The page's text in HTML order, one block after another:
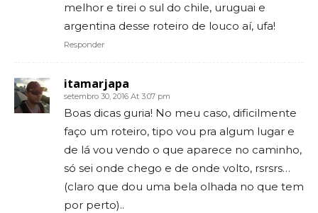
melhor e tirei o sul do chile, uruguai e
argentina desse roteiro de louco aí, ufa!
Responder
itamarjapa
setembro 30, 2016 At 3:07 pm
Boas dicas guria! No meu caso, dificilmente
faço um roteiro, tipo vou pra algum lugar e
de lá vou vendo o que aparece no caminho,
só sei onde chego e de onde volto, rsrsrs…
(claro que dou uma bela olhada no que tem
por perto)..